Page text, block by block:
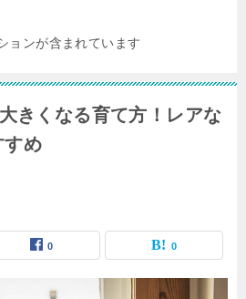
ョンが含まれています
きくなる育て方！レアな
すめ
0 0